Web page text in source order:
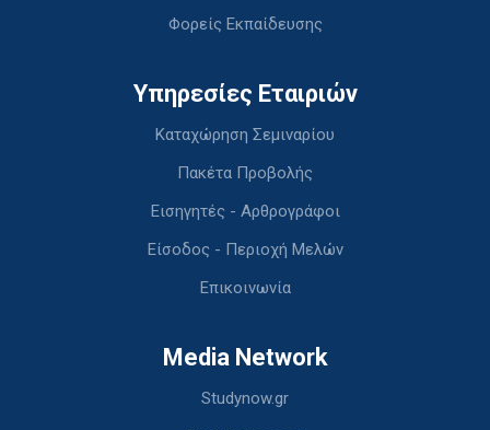
Φορείς Εκπαίδευσης
Υπηρεσίες Εταιριών
Καταχώρηση Σεμιναρίου
Πακέτα Προβολής
Εισηγητές - Αρθρογράφοι
Είσοδος - Περιοχή Μελών
Επικοινωνία
Media Network
Studynow.gr